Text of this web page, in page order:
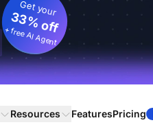
Get your
33% off
+ free AI Agent
Resources FeaturesPricing